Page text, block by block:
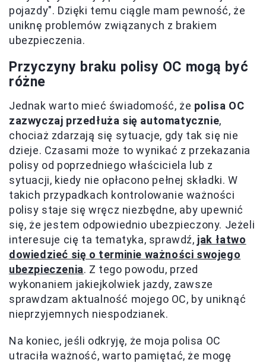
pojazdy". Dzięki temu ciągle mam pewność, że
uniknę problemów związanych z brakiem
ubezpieczenia.
Przyczyny braku polisy OC mogą być
różne
Jednak warto mieć świadomość, że polisa OC
zazwyczaj przedłuża się automatycznie,
chociaż zdarzają się sytuacje, gdy tak się nie
dzieje. Czasami może to wynikać z przekazania
polisy od poprzedniego właściciela lub z
sytuacji, kiedy nie opłacono pełnej składki. W
takich przypadkach kontrolowanie ważności
polisy staje się wręcz niezbędne, aby upewnić
się, że jestem odpowiednio ubezpieczony. Jeżeli
interesuje cię ta tematyka, sprawdź, jak łatwo
dowiedzieć się o terminie ważności swojego
ubezpieczenia. Z tego powodu, przed
wykonaniem jakiejkolwiek jazdy, zawsze
sprawdzam aktualność mojego OC, by uniknąć
nieprzyjemnych niespodzianek.
Na koniec, jeśli odkryję, że moja polisa OC
utraciła ważność, warto pamiętać, że mogę